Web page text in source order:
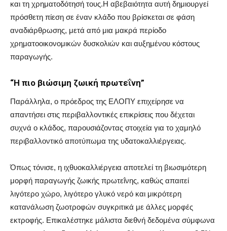
και τη χρηματοδότησή τους.Η αβεβαιότητα αυτή δημιουργεί
πρόσθετη πίεση σε έναν κλάδο που βρίσκεται σε φάση
αναδιάρθρωσης, μετά από μια μακρά περίοδο
χρηματοοικονομικών δυσκολιών και αυξημένου κόστους
παραγωγής.
“Η πιο βιώσιμη ζωική πρωτεΐνη”
Παράλληλα, ο πρόεδρος της ΕΛΟΠΥ επιχείρησε να
απαντήσει στις περιβαλλοντικές επικρίσεις που δέχεται
συχνά ο κλάδος, παρουσιάζοντας στοιχεία για το χαμηλό
περιβαλλοντικό αποτύπωμα της υδατοκαλλιέργειας.
Όπως τόνισε, η ιχθυοκαλλιέργεια αποτελεί τη βιωσιμότερη
μορφή παραγωγής ζωικής πρωτεΐνης, καθώς απαιτεί
λιγότερο χώρο, λιγότερο γλυκό νερό και μικρότερη
κατανάλωση ζωοτροφών συγκριτικά με άλλες μορφές
εκτροφής. Επικαλέστηκε μάλιστα διεθνή δεδομένα σύμφωνα